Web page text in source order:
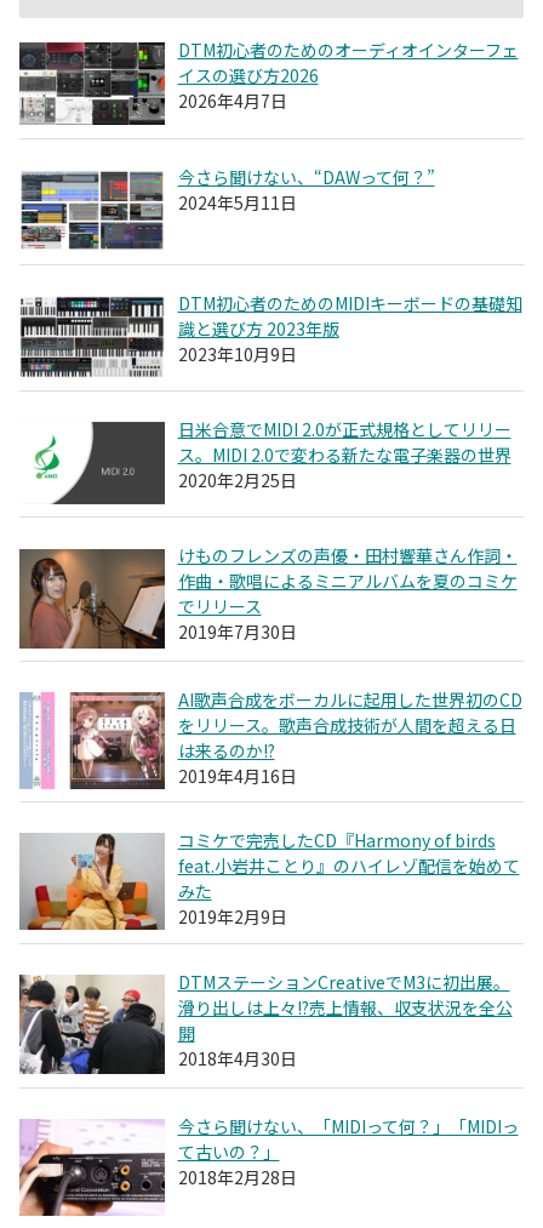
DTM初心者のためのオーディオインターフェ
イスの選び方2026
2026年4月7日
今さら聞けない、“DAWって何？”
2024年5月11日
DTM初心者のためのMIDIキーボードの基礎知
識と選び方 2023年版
2023年10月9日
日米合意でMIDI 2.0が正式規格としてリリー
ス。MIDI 2.0で変わる新たな電子楽器の世界
2020年2月25日
けものフレンズの声優・田村響華さん作詞・
作曲・歌唱によるミニアルバムを夏のコミケ
でリリース
2019年7月30日
AI歌声合成をボーカルに起用した世界初のCD
をリリース。歌声合成技術が人間を超える日
は来るのか!?
2019年4月16日
コミケで完売したCD『Harmony of birds
feat.小岩井ことり』のハイレゾ配信を始めて
みた
2019年2月9日
DTMステーションCreativeでM3に初出展。
滑り出しは上々!?売上情報、収支状況を全公
開
2018年4月30日
今さら聞けない、「MIDIって何？」「MIDIっ
て古いの？」
2018年2月28日